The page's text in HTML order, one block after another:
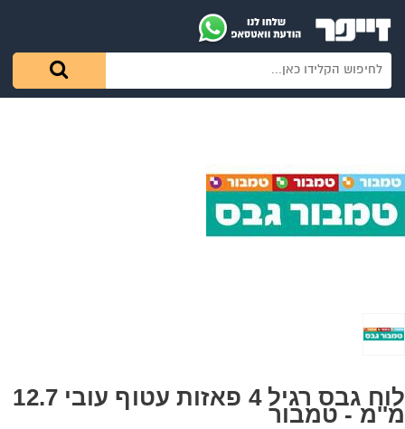
לוח גבס רגיל 4 פאזות עטוף עובי 12.7
מ''מ - טמבור